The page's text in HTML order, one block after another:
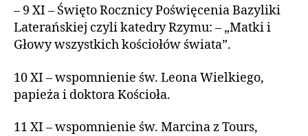
– 9 XI – Święto Rocznicy Poświęcenia Bazyliki
Laterańskiej czyli katedry Rzymu: – „Matki i
Głowy wszystkich kościołów świata”.
10 XI – wspomnienie św. Leona Wielkiego,
papieża i doktora Kościoła.
11 XI – wspomnienie św. Marcina z Tours,